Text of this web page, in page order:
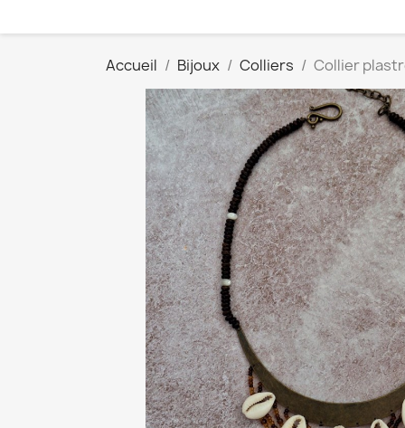
Accueil Bijoux Colliers Collier